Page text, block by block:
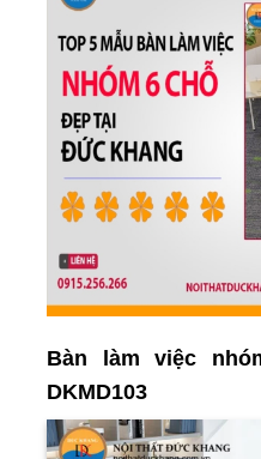
Bàn làm việc
DKMD103